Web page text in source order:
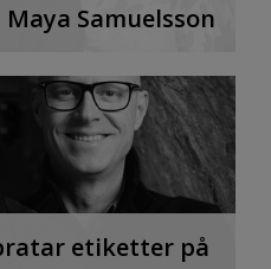
Samuelsson
etiketter på